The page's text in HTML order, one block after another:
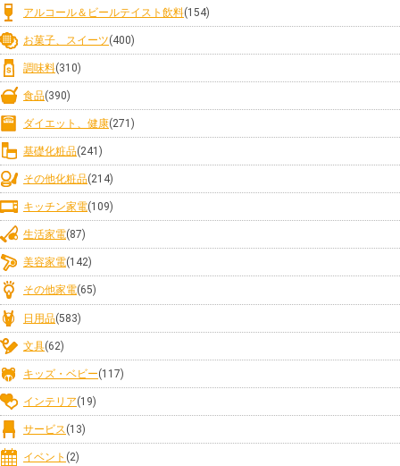
アルコール＆ビールテイスト飲料(154)
お菓子、スイーツ(400)
調味料(310)
食品(390)
ダイエット、健康(271)
基礎化粧品(241)
その他化粧品(214)
キッチン家電(109)
生活家電(87)
美容家電(142)
その他家電(65)
日用品(583)
文具(62)
キッズ・ベビー(117)
インテリア(19)
サービス(13)
イベント (2)